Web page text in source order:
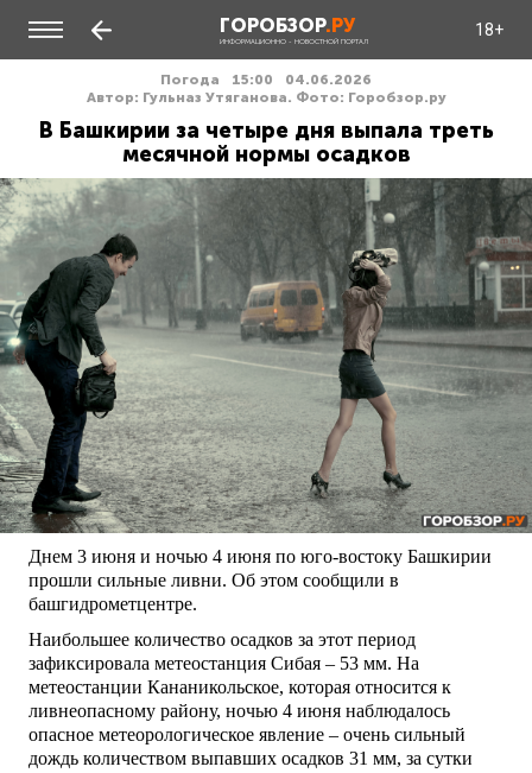
ГОРОБЗОР.РУ
ИНФОРМАЦИОННО - НОВОСТНОЙ ПОРТАЛ
18+
Погода 15:00
04.06.2026
Автор: Гульназ Утяганова. Фото: Горобзор.ру
В Башкирии за четыре дня выпала треть
месячной нормы осадков
Днем 3 июня и ночью 4 июня по юго-востоку Башкирии
прошли сильные ливни. Об этом сообщили в
башгидрометцентре.
Наибольшее количество осадков за этот период
зафиксировала метеостанция Сибая – 53 мм. На
метеостанции Кананикольское, которая относится к
ливнеопасному району, ночью 4 июня наблюдалось
опасное метеорологическое явление – очень сильный
дождь количеством выпавших осадков 31 мм, за сутки